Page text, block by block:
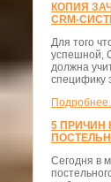
КОПИЯ
CRM-
Для того
успешной,
должна
специфику
5 ПРИЧИН
Сегодня в